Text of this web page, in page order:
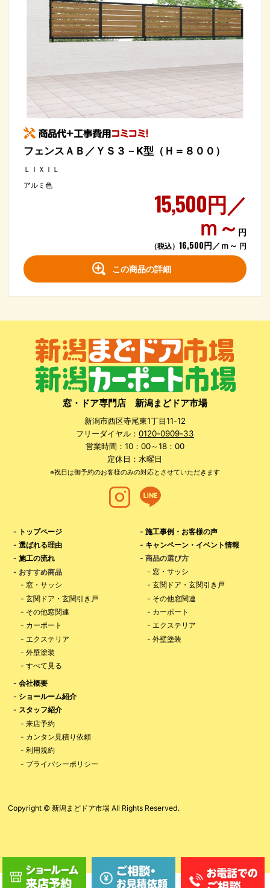
フェンスＡＢ／ＹＳ３－K型（Ｈ＝８００）
ＬＩＸＩＬ
アルミ色
15,500円／
ｍ～ 円
（税込） 16,500円／ｍ～ 円
この商品の詳細
窓・ドア専門店 新潟まどドア市場
新潟市西区寺尾東1丁目11-12
フリーダイヤル： 0120-0909-33
営業時間：10：00～18：00
定休日：水曜日
※祝日は御予約のお客様のみの対応とさせていただきます
- トップページ
- 選ばれる理由
- 施工の流れ
- おすすめ商品
- 窓・サッシ
- 玄関ドア・玄関引き戸
- その他窓関連
- カーポート
- エクステリア
- 外壁塗装
- すべて見る
-施工事例・お客様の声
- キャンペーン・イベント情報
- 商品の選び方
- 窓・サッシ
-玄関ドア・玄関引き戸
- その他窓関連
- カーポート
-エクステリア
-外壁塗装
- 会社概要
- ショールーム紹介
- スタッフ紹介
- 来店予約
- カンタン見積り依頼
- 利用規約
- プライバシーポリシー
Copyright © 新潟まどドア市場 All Rights Reserved.